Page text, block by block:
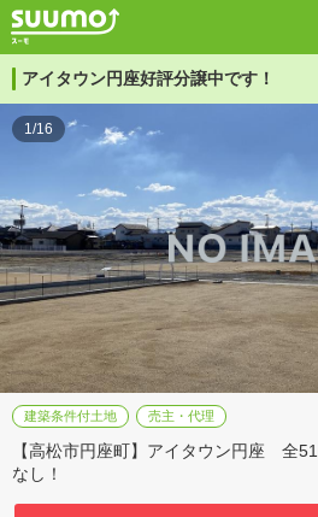
アイタウン円座好評分譲中です！
1/16
建築条件付土地 売主・代理
【高松市円座町】アイタウン円座 全
なし！